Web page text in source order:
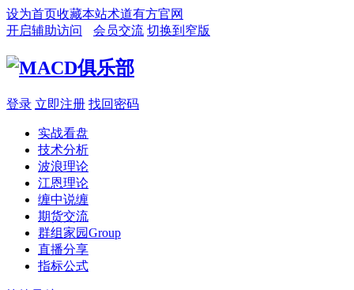
设为首页收藏本站术道有方官网
开启辅助访问
会员交流 切换到窄版
登录 立即注册 找回密码
实战看盘
技术分析
波浪理论
江恩理论
缠中说缠
期货交流
群组家园Group
直播分享
指标公式